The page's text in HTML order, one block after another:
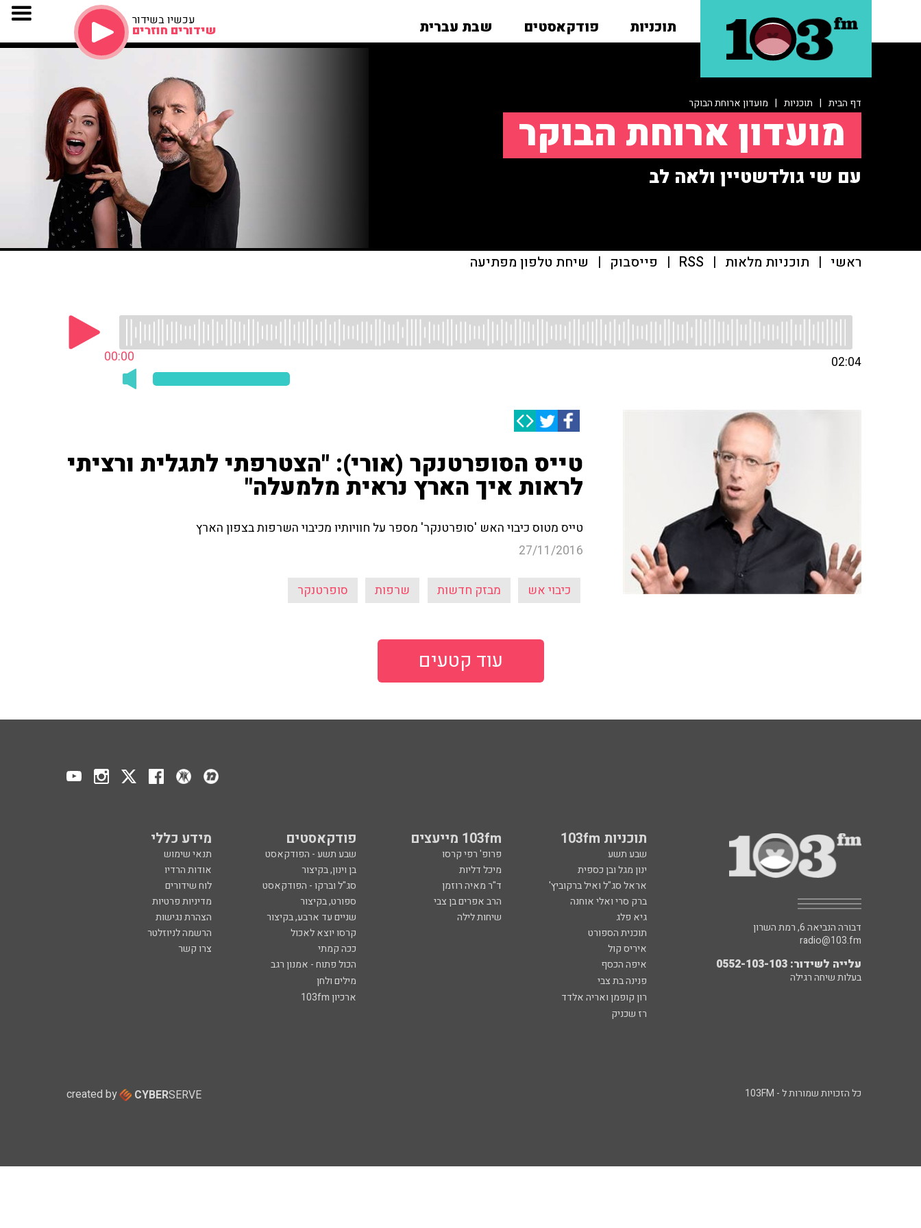
תוכניות פודקאסטים שבת עברית עכשיו בשידור
שידורים חוזרים
דף הבית | תוכניות | מועדון ארוחת הבוקר
מועדון ארוחת הבוקר
עם שי גולדשטיין ולאה לב
ראשי | תוכניות מלאות |
RSS
| פייסבוק | שיחת טלפון מפתיעה
00:00 02:04
טייס הסופרטנקר (אורי): "הצטרפתי לתגלית ורציתי
לראות איך הארץ נראית מלמעלה"
טייס מטוס כיבוי האש 'סופרטנקר' מספר על חוויותיו מכיבוי השרפות בצפון הארץ
27/11/2016
כיבוי אש מבזק חדשות שרפות סופרטנקר
עוד קטעים
תוכניות 103fm 103fm מייעצים פודקאסטים מידע כללי
שבע תשע פרופ' רפי קרסו שבע תשע - הפודקאסט
תנאי שימוש
ינון מגל ובן כספית
מיכל דליות בן וינון, בקיצור
אודות הרדיו
אראל סג"ל ואיל ברקוביץ'
ד"ר מאיה רוזמן סג"ל וברקו - הפודקאסט
לוח שידורים
ברק סרי ואלי אוחנה
הרב אפרים בן צבי ספורט, בקיצור
מדיניות פרטיות
גיא פלג
שיחות לילה שניים עד ארבע, בקיצור
הצהרת נגישות
תוכנית הספורט
קרסו יוצא לאכול
הרשמה לניוזלטר
איריס קול
ככה קמתי
צרו קשר
איפה הכסף
הכול פתוח - אמנון רגב
פנינה בת צבי
מילים ולחן
רון קופמן ואריה אלדד
ארכיון 103fm
רז שכניק
דבורה הנביאה 6, רמת השרון
radio@103.fm
עלייה לשידור: 0552-103-103
בעלות שיחה רגילה
כל הזכויות שמורות ל - 103FM created by CYBERSERVE